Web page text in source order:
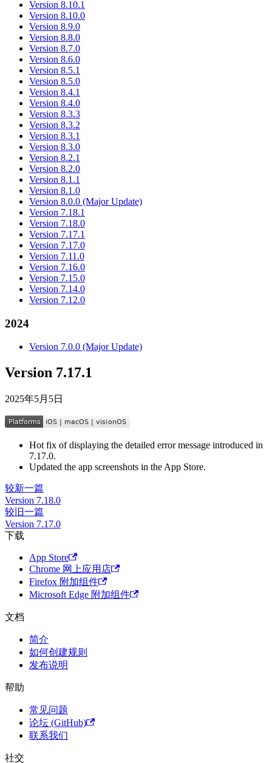
Version 8.10.1
Version 8.10.0
Version 8.9.0
Version 8.8.0
Version 8.7.0
Version 8.6.0
Version 8.5.1
Version 8.5.0
Version 8.4.1
Version 8.4.0
Version 8.3.3
Version 8.3.2
Version 8.3.1
Version 8.3.0
Version 8.2.1
Version 8.2.0
Version 8.1.1
Version 8.1.0
Version 8.0.0 (Major Update)
Version 7.18.1
Version 7.18.0
Version 7.17.1
Version 7.17.0
Version 7.11.0
Version 7.16.0
Version 7.15.0
Version 7.14.0
Version 7.12.0
2024
Version 7.0.0 (Major Update)
Version 7.17.1
2025年5月5日
Hot fix of displaying the detailed error message introduced in
7.17.0.
Updated the app screenshots in the App Store.
较新一篇
Version 7.18.0
较旧一篇
Version 7.17.0
下载
App Store
Chrome 网上应用店
Firefox 附加组件
Microsoft Edge 附加组件
文档
简介
如何创建规则
发布说明
帮助
常见问题
论坛 (GitHub)
联系我们
社交